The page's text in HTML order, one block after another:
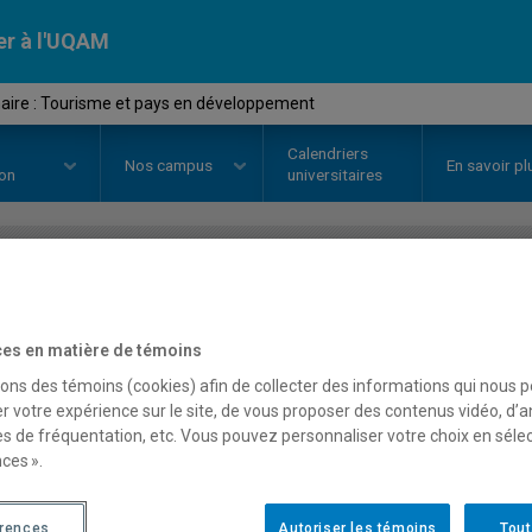
à l'UQAM
: Tourisme et pays en développement
Nos campus
Calendriers
universitaires
En savoir
développement
Description
en matière de témoins
des témoins (cookies) afin de collecter des informations qui nous
votre expérience sur le site, de vous proposer des contenus vidéo,
de fréquentation, etc. Vous pouvez personnaliser votre choix en
».
Autoriser les témoins